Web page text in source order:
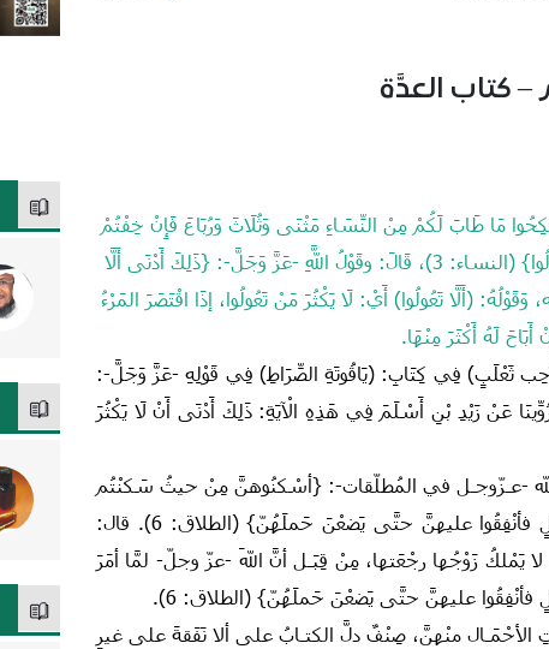
كتاب العدَّة
مَا طَابَ لَكُمْ مِنْ النِّسَاءِ مَثْنَى وَثُلَاثَ وَرُبَاعَ فَإِنْ خِفْتُمْ
أَلَّا تَعْدِلُوا فَوَاحِدَةً أَوْ مَا مَلَكَتْ أَيْمَانُكُمْ ذَلِكَ أَدْنَى أَلَّا تَعُولُوا} (النساء: 3)، قَالَ‏:‏ وقَوْلُ اللَّهِ -عَزَّ وَجَلَّ-:‏ ‏{ذَلِكَ أَدْنَى أَلَّا
‏(‏أَلَّا تَعُولُوا)‏‏ أَيْ‏:‏ لَا يَكْثُرَ مَنْ تَعُولُوا، إذَا اقْتَصَرَ المَرْءُ
لَهُ أَكْثَرَ مِنْهَا‏.‏
ثَعْلَبٍ‏)‏ فِي كِتَابِ:‏ ‏(يَاقُوتَةِ الصِّرَاطِ)‏ فِي قَوْلِهِ -عَزَّ وَجَلَّ-‏:‏
عَنْ زَيْدِ بْنِ أَسْلَمَ فِي هَذِهِ الْآيَةِ:‏ ذَلِكَ أَدْنَى أَنْ لَا يَكْثُرَ
-عـزّوجـل في المُطلّقات-: {أسْكنُوهنَّ مِنْ حيثُ سَكنْتُم
مِنْ وُجْدِكم} (الطلاق: 6). وقال: {وإنْ كُنَّ أُولاتِ حَمْـلٍ فأنْفِقُوا عليهنَّ حتَّى يَضعْنَ حَملَهُنّ} (الطلاق: 6). قال:
يَمْلكُ زَوْجُها رجْعَتها، مِنْ قِبَـل أنَّ اللهَ -عزّ وجلّ- لمَّا أمَرَ
عليهنَّ حتَّى يَضعْنَ حَملَهُنّ} (الطلاق: 6).
منْهنَّ، صِنْفٌ دلَّ الكتـابُ على ألا نَفَقةَ على غيرِ